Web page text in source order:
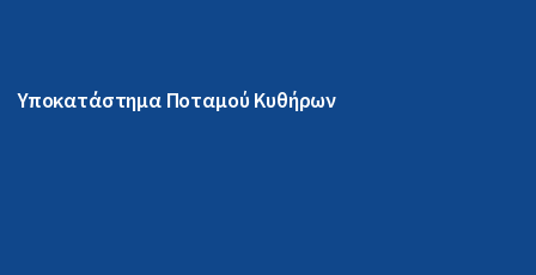
Υποκατάστημα Ποταμού Κυθήρων